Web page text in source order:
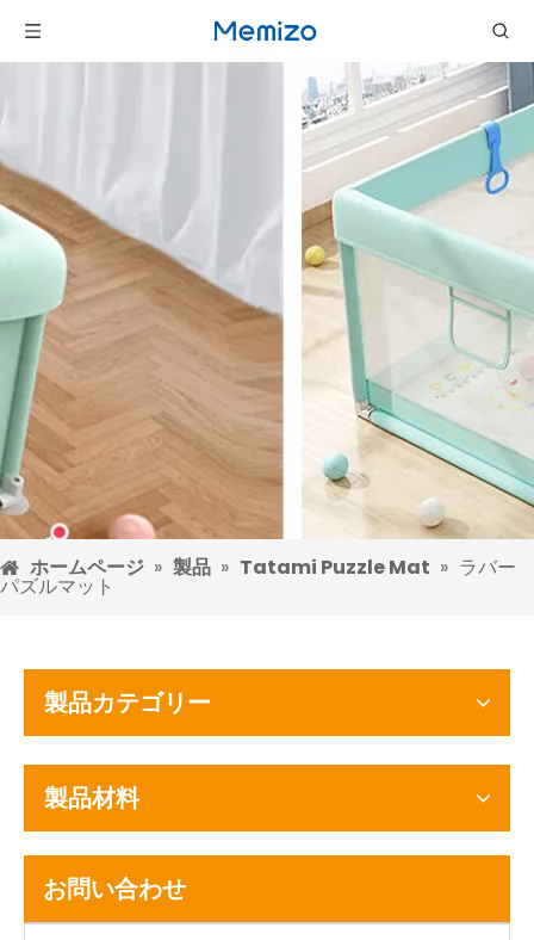
ホームページ » 製品 » Tatami Puzzle Mat » ラバー
パズルマット
製品カテゴリー
製品材料
お問い合わせ